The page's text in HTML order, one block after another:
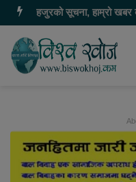
यहाँ बिज्ञापन गर्नु परेमा